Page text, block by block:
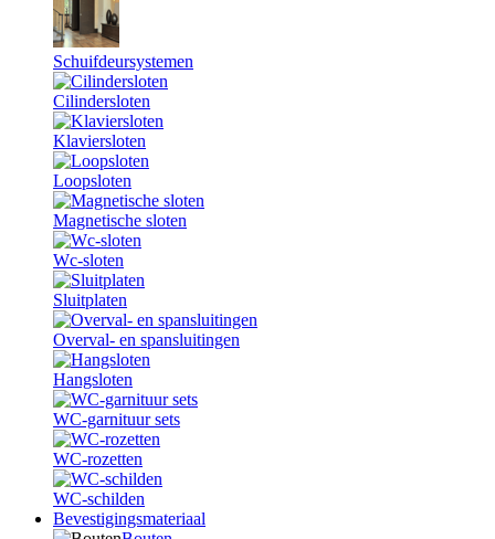
Schuifdeursystemen
Cilindersloten
Klaviersloten
Loopsloten
Magnetische sloten
Wc-sloten
Sluitplaten
Overval- en spansluitingen
Hangsloten
WC-garnituur sets
WC-rozetten
WC-schilden
Bevestigingsmateriaal